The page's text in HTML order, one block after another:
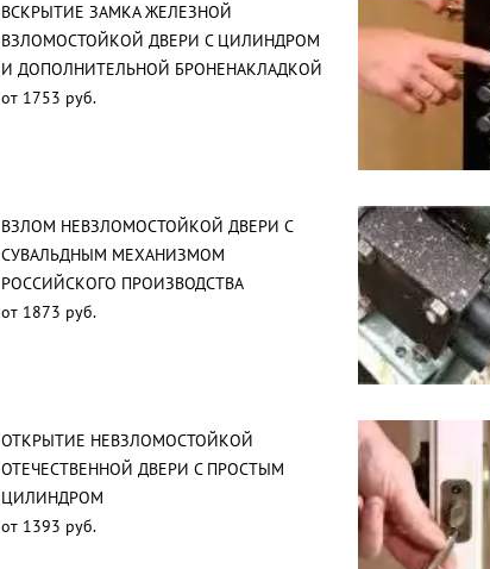
ВСКРЫТИЕ ЗАМКА ЖЕЛЕЗНОЙ
ВЗЛОМОСТОЙКОЙ ДВЕРИ С ЦИЛИНДРОМ
И ДОПОЛНИТЕЛЬНОЙ БРОНЕНАКЛАДКОЙ
от 1753 руб.
ВЗЛОМ НЕВЗЛОМОСТОЙКОЙ ДВЕРИ С
СУВАЛЬДНЫМ МЕХАНИЗМОМ
РОССИЙСКОГО ПРОИЗВОДСТВА
от 1873 руб.
ОТКРЫТИЕ НЕВЗЛОМОСТОЙКОЙ
ОТЕЧЕСТВЕННОЙ ДВЕРИ С ПРОСТЫМ
ЦИЛИНДРОМ
от 1393 руб.